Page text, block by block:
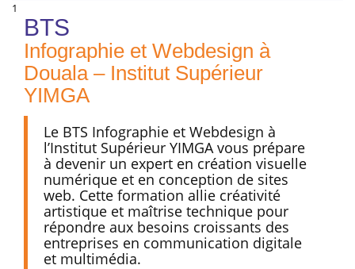
1
BTS
Infographie et Webdesign à
Douala – Institut Supérieur
YIMGA
Le BTS Infographie et Webdesign à
l’Institut Supérieur YIMGA vous prépare
à devenir un expert en création visuelle
numérique et en conception de sites
web. Cette formation allie créativité
artistique et maîtrise technique pour
répondre aux besoins croissants des
entreprises en communication digitale
et multimédia.